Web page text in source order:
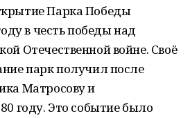
Парка Победы
в честь победы над
Отечественной войне. Своё
парк получил после
Матросову и
году. Это событие было